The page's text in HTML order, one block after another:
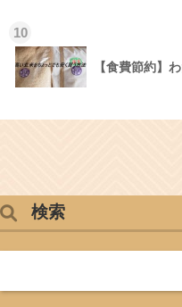
10
【食費節約】
検索